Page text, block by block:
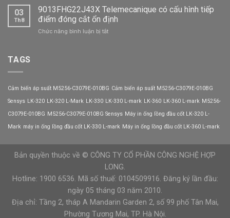
CX301-
320-
3
VEICHI
động
mềm
CX301-
008-
thế
tần
hợp
03
Th8
9013FHG22J43X Telemecanique có cấu hình tiếp
điểm đóng cắt ổn định
Chức năng bình luận bị tắtở
điểm
đóng
ổn
định
TAGS
Cảm biến áp suất M5256-C3079E-010BG Cảm biến áp suất M5256-C3079E-010BG
Sensys LK-320 LK-320 L-Mark LK-330 LK-330 L-mark LK-360 LK-360 L-mark M5256-
C3079E-010BG M5256-C3079E-010BG Sensys Máy in ống lồng đầu cốt LK-320 L-
Mark máy in ống lồng đầu cốt LK-330 L-mark Máy in ống lồng đầu cốt LK-360 L-mark
Bản quyền thuộc về © CÔNG TY CỔ PHẦN CÔNG NGHỆ HỢP
LONG.
Hotline: 1900 6536. Mã số thuế: 0104509916. Đăng ký lần đầu:
ngày 05 tháng 03 năm 2010.
Địa chỉ: Tầng 2, tháp A Mandarin Garden 2, số 99 phố Tân Mai,
Phường Tương Mai, TP. Hà Nội.